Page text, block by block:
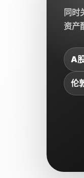
同时
资产
A
伦